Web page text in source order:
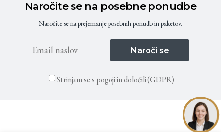
Naročite se na posebne ponudbe
Naročite se na prejemanje posebnih ponudb in paketov.
Naroči se
Strinjam se s pogoji in določili (GDPR)